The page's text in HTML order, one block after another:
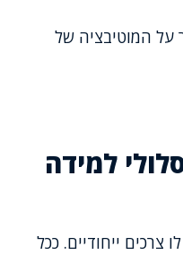
על המוטיבציה של
למידה
צרכים ייחודיים. ככל